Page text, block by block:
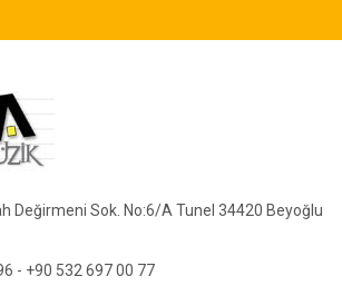
Değirmeni Sok. No:6/A Tunel 34420 Beyoğlu
- +90 532 697 00 77